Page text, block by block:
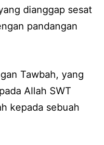
dianggap sesat
pandangan
Tawbah, yang
Allah SWT
kepada sebuah